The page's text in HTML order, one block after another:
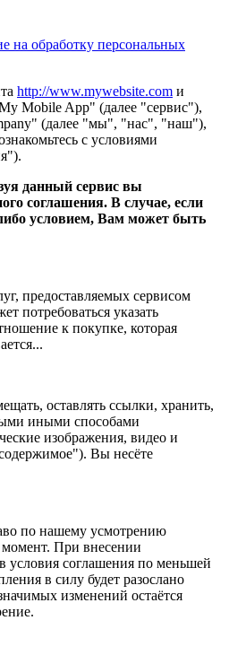
на обработку персональных
http://www.mywebsite.com и
Mobile App" (далее "сервис"),
(далее "мы", "нас", "наш"),
с условиями
данный сервис вы
соглашения. В случае, если
условием, Вам может быть
предоставляемых сервисом
потребоваться указать
к покупке, которая
оставлять ссылки, хранить,
иными способами
изображения, видео и
Вы несёте
по нашему усмотрению
При внесении
условия соглашения по меньшей
в силу будет разослано
изменений остаётся